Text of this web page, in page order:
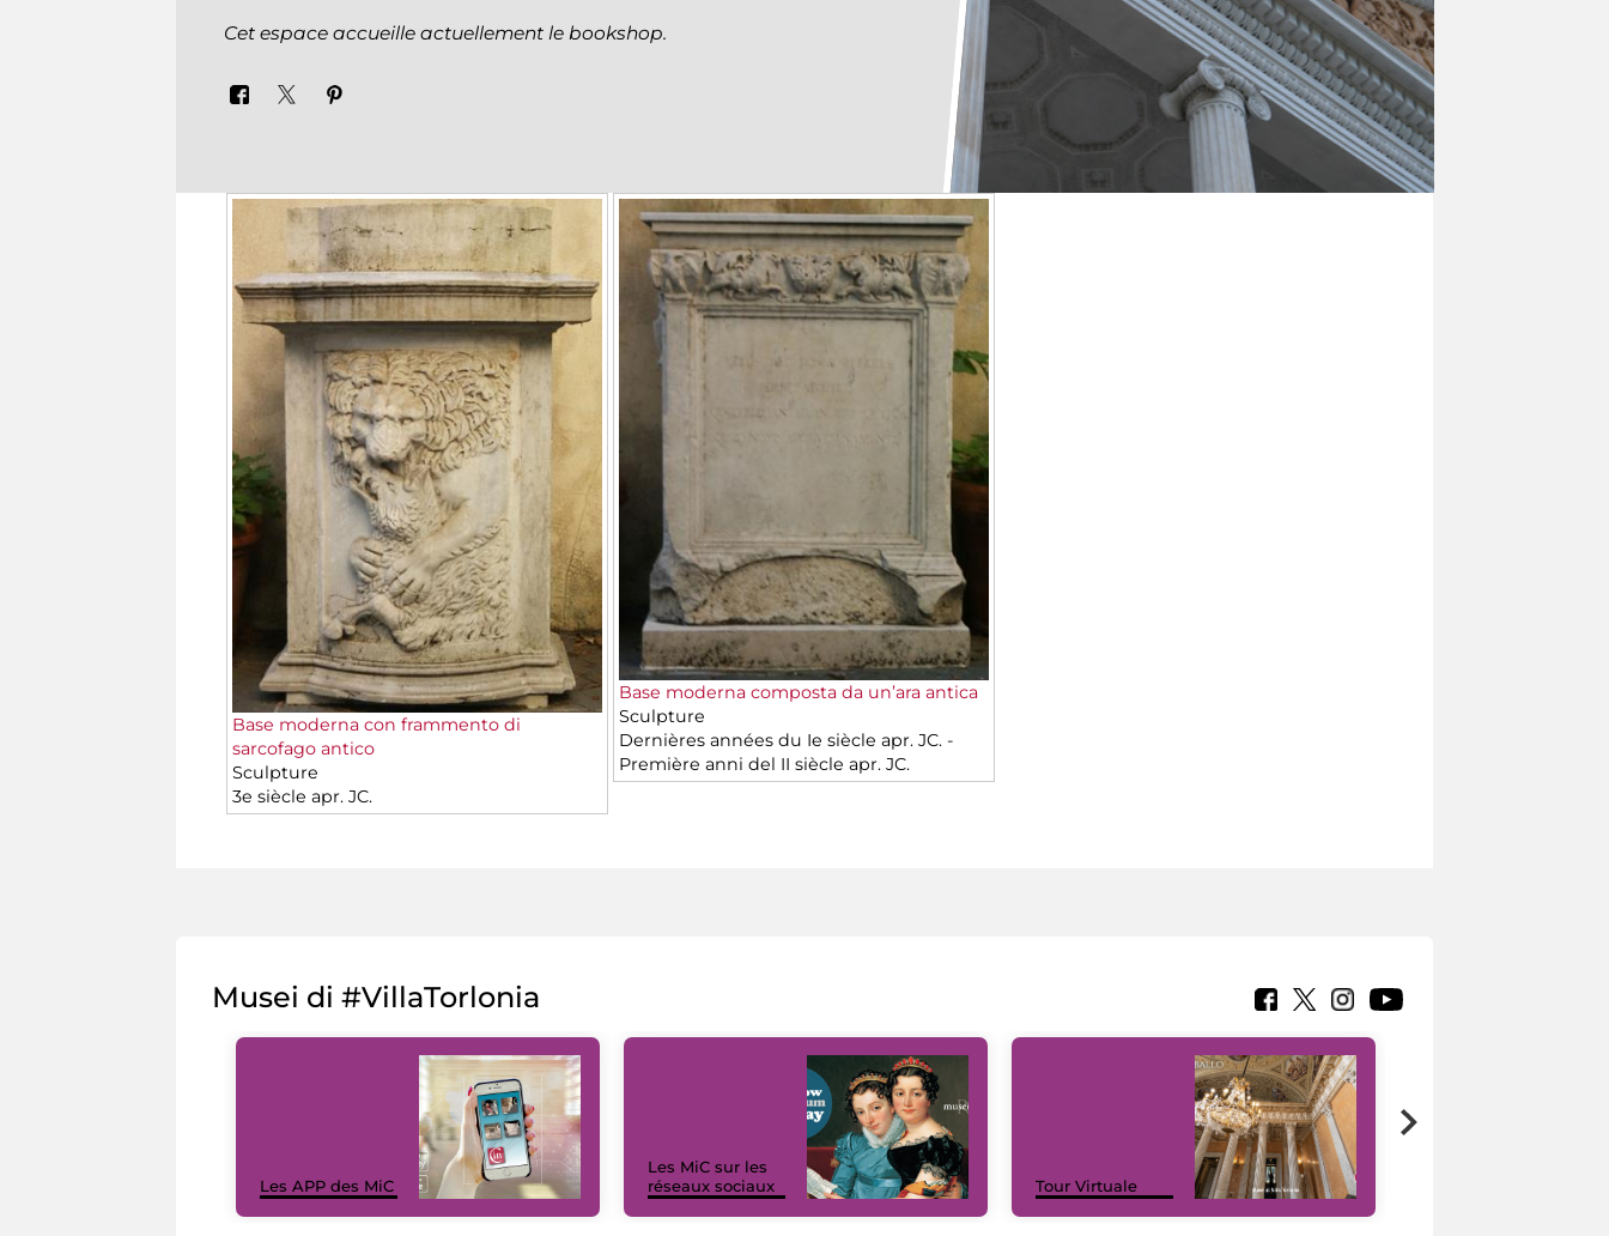
Cet espace accueille actuellement le bookshop.
Base moderna con frammento di
sarcofago antico
Sculpture
3e siècle apr. JC.
Base moderna composta da un’ara antica
Sculpture
Dernières années du Ie siècle apr. JC. -
Première anni del II siècle apr. JC.
Musei di #VillaTorlonia
Les APP des MiC
Les MiC sur les
réseaux sociaux
Tour Virtuale